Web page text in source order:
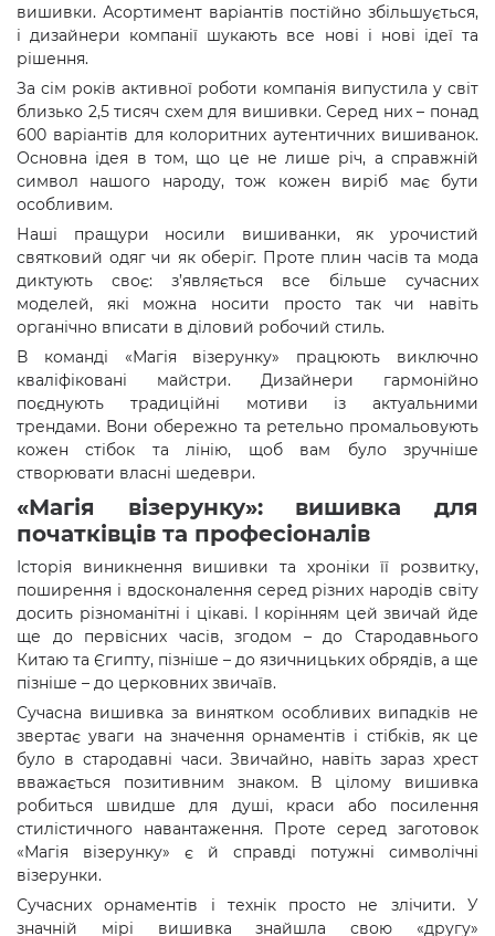
вишивки. Асортимент варіантів постійно збільшується,
і дизайнери компанії шукають все нові і нові ідеї та
рішення.
За сім років активної роботи компанія випустила у світ
близько 2,5 тисяч схем для вишивки. Серед них – понад
600 варіантів для колоритних аутентичних вишиванок.
Основна ідея в том, що це не лише річ, а справжній
символ нашого народу, тож кожен виріб має бути
особливим.
Наші пращури носили вишиванки, як урочистий
святковий одяг чи як оберіг. Проте плин часів та мода
диктують своє: з’являється все більше сучасних
моделей, які можна носити просто так чи навіть
органічно вписати в діловий робочий стиль.
В команді «Магія візерунку» працюють виключно
кваліфіковані майстри. Дизайнери гармонійно
поєднують традиційні мотиви із актуальними
трендами. Вони обережно та ретельно промальовують
кожен стібок та лінію, щоб вам було зручніше
створювати власні шедеври.
«Магія візерунку»: вишивка для
початківців та професіоналів
Історія виникнення вишивки та хроніки її розвитку,
поширення і вдосконалення серед різних народів світу
досить різноманітні і цікаві. І корінням цей звичай йде
ще до первісних часів, згодом – до Стародавнього
Китаю та Єгипту, пізніше – до язичницьких обрядів, а ще
пізніше – до церковних звичаїв.
Сучасна вишивка за винятком особливих випадків не
звертає уваги на значення орнаментів і стібків, як це
було в стародавні часи. Звичайно, навіть зараз хрест
вважається позитивним знаком. В цілому вишивка
робиться швидше для душі, краси або посилення
стилістичного навантаження. Проте серед заготовок
«Магія візерунку» є й справді потужні символічні
візерунки.
Сучасних орнаментів і технік просто не злічити. У
значній мірі вишивка знайшла свою «другу»